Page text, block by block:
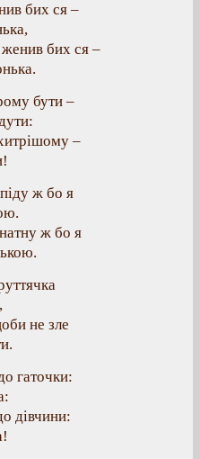
бих ся –
бих ся –
бути –
–
ж бо я
ж бо я
не зле
гаточки:
дівчини: